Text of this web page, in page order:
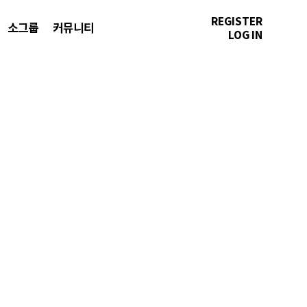
소그룹 커뮤니티
REGISTER
LOG IN